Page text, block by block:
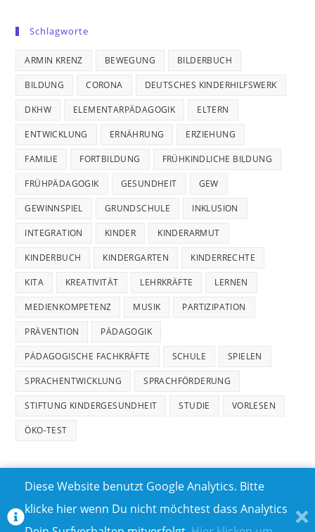
Schlagworte
ARMIN KRENZ BEWEGUNG BILDERBUCH
BILDUNG CORONA DEUTSCHES KINDERHILFSWERK
DKHW ELEMENTARPÄDAGOGIK ELTERN
ENTWICKLUNG ERNÄHRUNG ERZIEHUNG
FAMILIE FORTBILDUNG FRÜHKINDLICHE BILDUNG
FRÜHPÄDAGOGIK GESUNDHEIT GEW
GEWINNSPIEL GRUNDSCHULE INKLUSION
INTEGRATION KINDER KINDERARMUT
KINDERBUCH KINDERGARTEN KINDERRECHTE
KITA KREATIVITÄT LEHRKRÄFTE LERNEN
MEDIENKOMPETENZ MUSIK PARTIZIPATION
PRÄVENTION PÄDAGOGIK
PÄDAGOGISCHE FACHKRÄFTE SCHULE SPIELEN
SPRACHENTWICKLUNG SPRACHFÖRDERUNG
STIFTUNG KINDERGESUNDHEIT STUDIE VORLESEN
ÖKO-TEST
Diese Website benutzt Google Analytics. Bitte
klicke hier wenn Du nicht möchtest dass Analytics